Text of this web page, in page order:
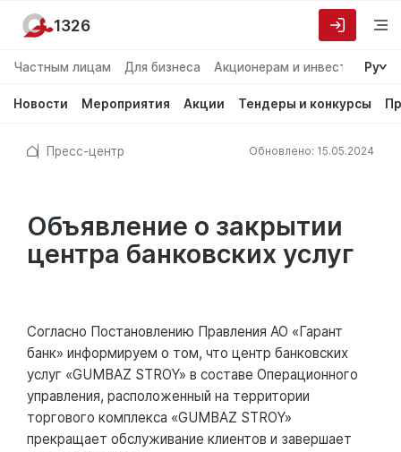
Частным лицам Для бизнеса Акционерам и инвесторам
Ру
Новости Мероприятия Акции Тендеры и конкурсы
1326
Пресс-центр Обновлено: 15.05.2024
Объявление о закрытии
центра банковских услуг
Согласно Постановлению Правления АО «Гарант
банк» информируем о том, что центр банковских
услуг «GUMBAZ STROY» в составе Операционного
управления, расположенный на территории
торгового комплекса «GUMBAZ STROY»
прекращает обслуживание клиентов и завершает